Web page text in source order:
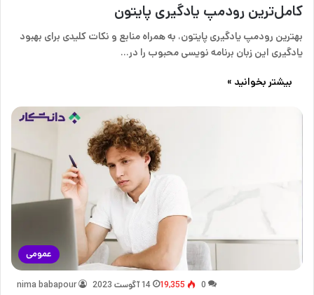
کامل‌ترین رودمپ یادگیری پایتون
بهترین رودمپ یادگیری پایتون، به همراه منابع و نکات کلیدی برای بهبود
یادگیری این زبان برنامه نویسی محبوب را در…
بیشتر بخوانید »
عمومی
nima babapour 14 آگوست 2023 0
19,355